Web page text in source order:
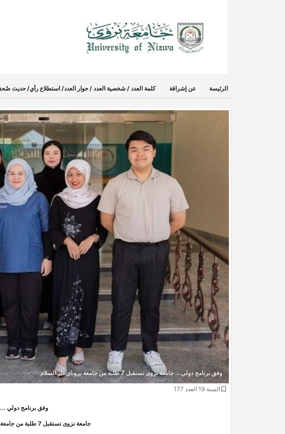
الرئيسة عن إشراقة كلمة العدد / شخصية العدد / حوار العدد/ استطلاع رأي/ حديث
وفق برنامج دولي ... جامعة نزوى تستقبل 7 طلبة من جامعة بروناي دار السلام
السنة 19 العدد 177
وفق برنامج دولي ...
جامعة نزوى تستقبل 7 طلبة من جامعة بروناي دار السلام